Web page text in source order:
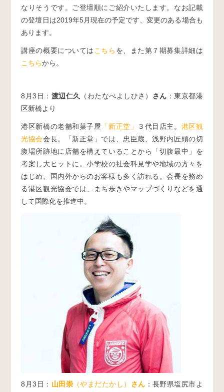
なりそうです。ご登壇順にご紹介いたします。なお記載
の登壇日は2019年5月現在の予定です、変更のある場合も
あります。
講座の概要については こちら を、また第７期募集詳細は
こちらから。
8月3日： 渡辺仁久 （わたなべよしひさ） さん ：東京都港
区新橋より
港区新橋の老舗和菓子屋 「新正堂」 ３代目店主。 港区観
光協会会長。「新正堂」では、忠臣蔵、浅野内匠頭の切
腹場所跡地に店舗を構えていることから「切腹最中」を
考案し大ヒットに。小学校の社会科見学や地域の方々を
はじめ、国内外からのお客様も多く訪れる。会長を務め
る港区観光協会では、まち歩きやマップづくりなどを通
して国際化を推進中。
8月3日： 山田崇 （やまだたかし） さん ：長野県塩尻市よ